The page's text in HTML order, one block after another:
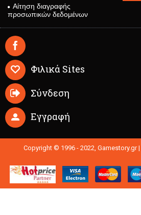
Αίτηση διαγραφής
προσωπικών δεδομένων
Φιλικά Sites
Σύνδεση
Εγγραφή
Copyright © 1996 - 2022, Gamestory.gr |